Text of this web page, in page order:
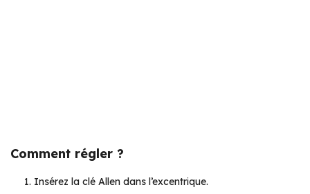
Comment régler ?
Insérez la clé Allen dans l’excentrique.